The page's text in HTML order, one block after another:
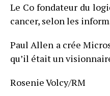
Le Co fondateur du
cancer, selon les
Paul Allen a crée
qu’il était un
Rosenie Volcy/RM